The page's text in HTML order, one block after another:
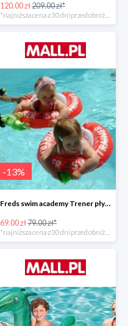
120.00 zł209.00 zł*
*najniższa cena z 30 dni przed obniżką
-13%
Freds swim academy Trener pływania
69.00 zł79.00 zł*